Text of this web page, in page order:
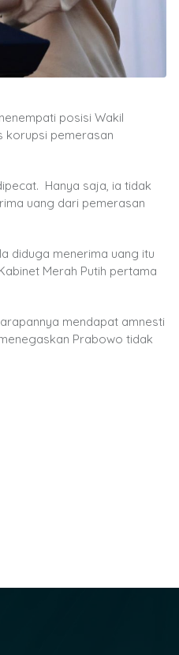
posisi Wakil
korupsi pemerasan
Hanya saja, ia tidak
uang dari pemerasan
diduga menerima uang itu
Merah Putih pertama
mendapat amnesti
Prabowo tidak